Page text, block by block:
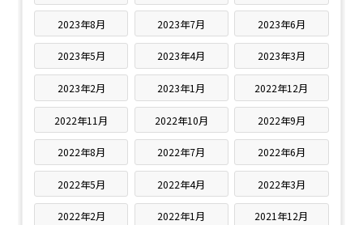
2023年8月 2023年7月 2023年6月
2023年5月 2023年4月 2023年3月
2023年2月 2023年1月 2022年12月
2022年11月 2022年10月 2022年9月
2022年8月 2022年7月 2022年6月
2022年5月 2022年4月 2022年3月
2022年2月 2022年1月 2021年12月